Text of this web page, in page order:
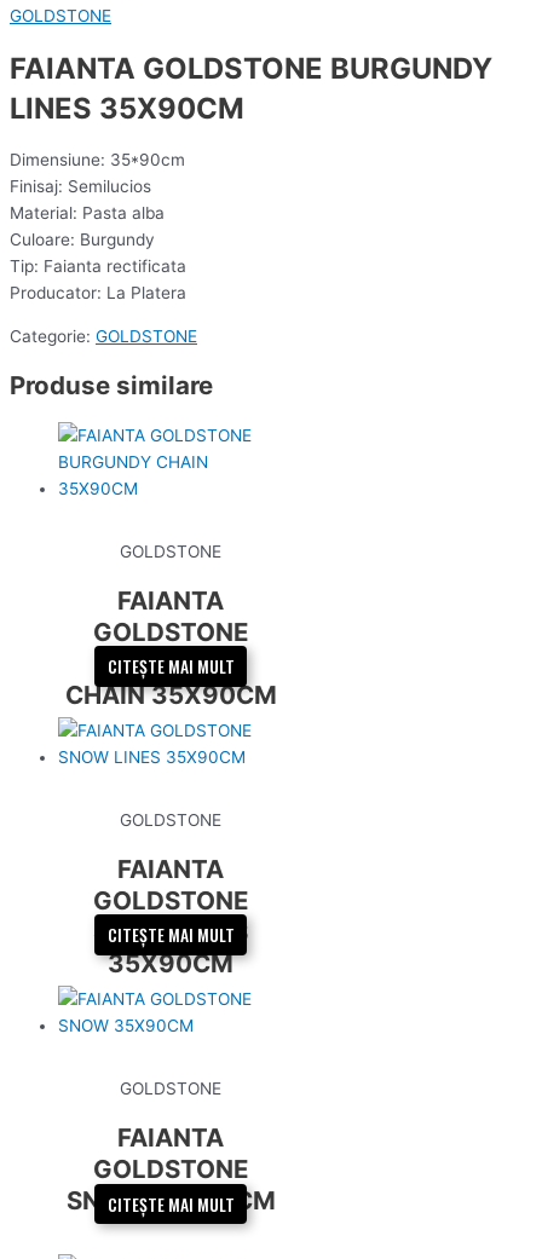
GOLDSTONE
FAIANTA GOLDSTONE BURGUNDY
LINES 35X90CM
Dimensiune: 35*90cm
Finisaj: Semilucios
Material: Pasta alba
Culoare: Burgundy
Tip: Faianta rectificata
Producator: La Platera
Categorie: GOLDSTONE
Produse similare
GOLDSTONE
FAIANTA
GOLDSTONE
BURGUNDY
CHAIN 35X90CM
CITEȘTE MAI MULT
GOLDSTONE
FAIANTA
GOLDSTONE
SNOW LINES
35X90CM
CITEȘTE MAI MULT
GOLDSTONE
FAIANTA
GOLDSTONE
SNOW 35X90CM
CITEȘTE MAI MULT